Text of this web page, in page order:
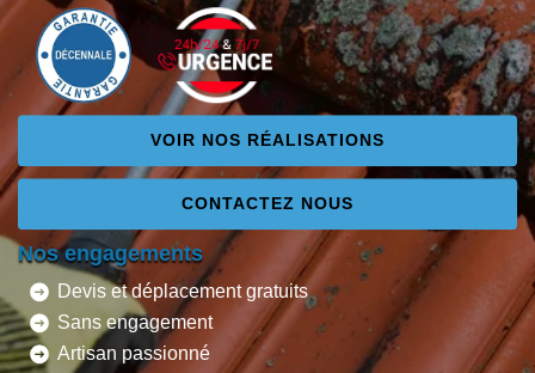
VOIR NOS RÉALISATIONS
CONTACTEZ NOUS
Nos engagements
Devis et déplacement gratuits
Sans engagement
Artisan passionné